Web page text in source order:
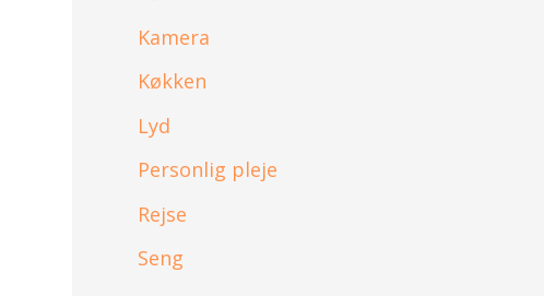
Kamera
Køkken
Lyd
Personlig pleje
Rejse
Seng